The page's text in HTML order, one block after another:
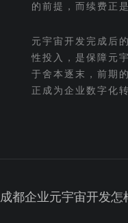
的前提，而续费正
元宇宙开发完成后
性投入，是保障元
于舍本逐末，前期
正成为企业数字化
成都企业元宇宙开发怎